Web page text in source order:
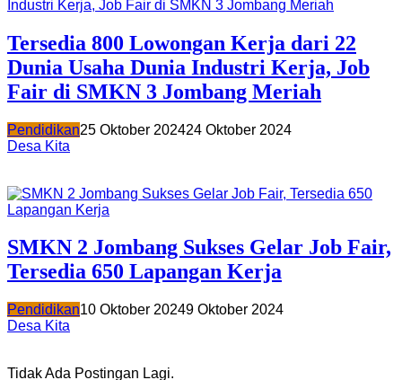
Tersedia 800 Lowongan Kerja dari 22
Dunia Usaha Dunia Industri Kerja, Job
Fair di SMKN 3 Jombang Meriah
Pendidikan25 Oktober 202424 Oktober 2024
Desa Kita
SMKN 2 Jombang Sukses Gelar Job Fair,
Tersedia 650 Lapangan Kerja
Pendidikan10 Oktober 20249 Oktober 2024
Desa Kita
Tidak Ada Postingan Lagi.